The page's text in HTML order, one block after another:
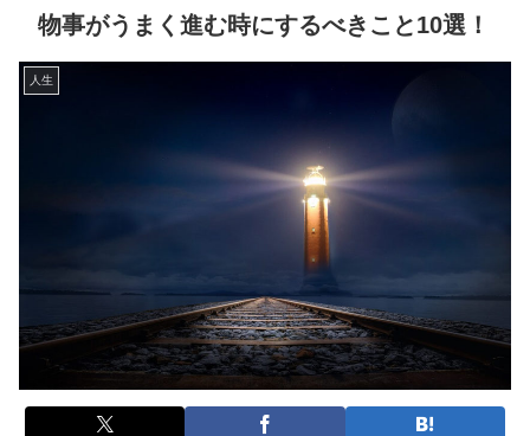
物事がうまく進む時にするべきこと10選！
人生